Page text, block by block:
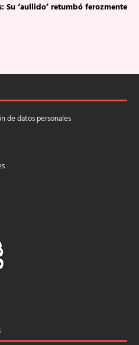
Su ‘aullido’ retumbó ferozmente
de datos personales